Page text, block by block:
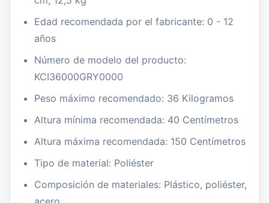
Edad recomendada por el fabricante: 0 - 12
años
Número de modelo del producto:
KCI36000GRY0000
Peso máximo recomendado: 36 Kilogramos
Altura mínima recomendada: 40 Centímetros
Altura máxima recomendada: 150 Centímetros
Tipo de material: Poliéster
Composición de materiales: Plástico, poliéster,